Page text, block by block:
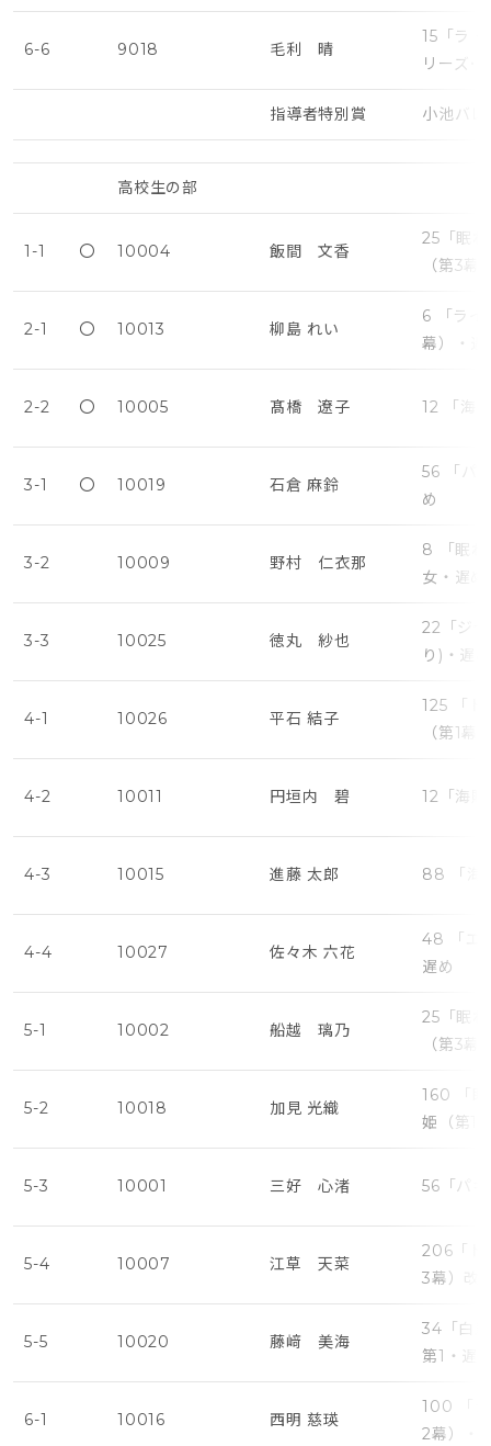
6-6 9018 毛利 晴
15「ラ
リーズ･
指導者特別賞 小池バ
高校生の部
1-1 〇 10004 飯間 文香
25「眠
（第3幕
2-1 〇 10013 柳島 れい
6 「ライ
幕）・遅
2-2 〇 10005 髙橋 遼子 12 「海
3-1 〇 10019 石倉 麻鈴
56 「パ
め
3-2 10009 野村 仁衣那
8 「眠れ
女・遅め
3-3 10025 徳丸 紗也
22「ジ
り)・遅め
4-1 10026 平石 結子
125 「ド
（第1幕
4-2 10011 円垣内 碧 12「海
4-3 10015 進藤 太郎 88 「海
4-4 10027 佐々木 六花
48 「エ
遅め
5-1 10002 船越 璃乃
25「眠
（第3幕
5-2 10018 加見 光織
160 「
姫（第1
5-3 10001 三好 心渚 56「パ
5-4 10007 江草 天菜
206「ド
3幕）改
5-5 10020 藤﨑 美海
34「白
第1・遅
6-1 10016 西明 慈瑛
100 「
2幕）・